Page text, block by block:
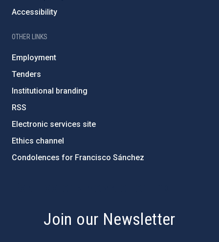
Accessibility
OTHER LINKS
Employment
Tenders
Institutional branding
RSS
Electronic services site
Ethics channel
Condolences for Francisco Sánchez
Join our Newsletter